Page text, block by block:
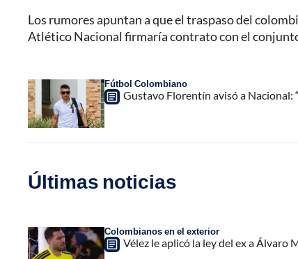
Los rumores apuntan a que el traspaso del
Atlético Nacional firmaría contrato con el
Fútbol Colombiano
Gustavo Florentín avisó a Nacional:
Últimas noticias
Colombianos en el exterior
Vélez le aplicó la ley del ex a Álvaro